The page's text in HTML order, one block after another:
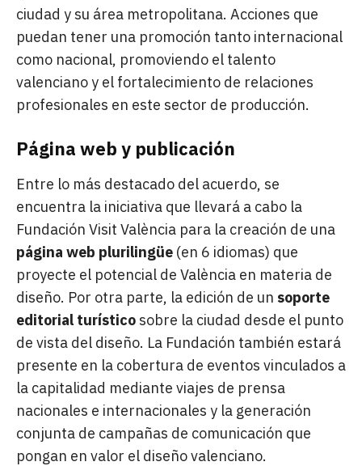
ciudad y su área metropolitana. Acciones que
puedan tener una promoción tanto internacional
como nacional, promoviendo el talento
valenciano y el fortalecimiento de relaciones
profesionales en este sector de producción.
Página web y publicación
Entre lo más destacado del acuerdo, se
encuentra la iniciativa que llevará a cabo la
Fundación Visit València para la creación de una
página web plurilingüe (en 6 idiomas) que
proyecte el potencial de València en materia de
diseño. Por otra parte, la edición de un soporte
editorial turístico sobre la ciudad desde el punto
de vista del diseño. La Fundación también estará
presente en la cobertura de eventos vinculados a
la capitalidad mediante viajes de prensa
nacionales e internacionales y la generación
conjunta de campañas de comunicación que
pongan en valor el diseño valenciano.